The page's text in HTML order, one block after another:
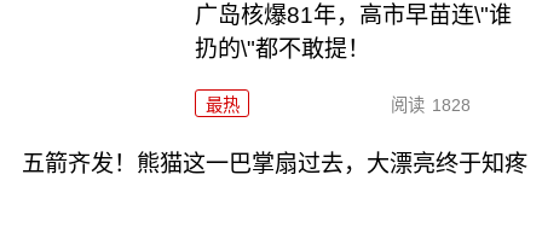
广岛核爆81年，高市早苗连\"谁
扔的\"都不敢提！
最热 阅读 1828
五箭齐发！熊猫这一巴掌扇过去，大漂亮终于知疼